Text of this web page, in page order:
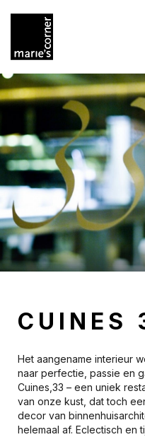
CUINES
Het aangename interieur
naar perfectie, passie en
Cuines,33 – een uniek
van onze kust, dat toch
decor van
helemaal af. Eclectisch en